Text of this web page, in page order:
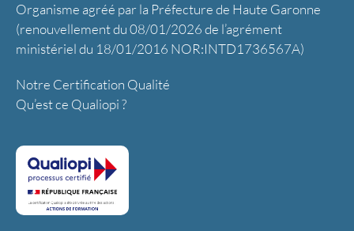
Organisme agréé par la Préfecture de Haute Garonne
(renouvellement du 08/01/2026 de l’agrément
ministériel du 18/01/2016 NOR:INTD1736567A)
Notre Certification Qualité
Qu’est ce Qualiopi ?